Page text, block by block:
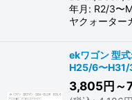
年月: R2/3〜
ヤクォーター
ekワゴン 型
H25/6〜H31/
3,805円～